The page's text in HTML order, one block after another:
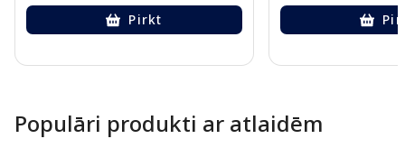
Pirkt
Populāri produkti ar atlaidēm